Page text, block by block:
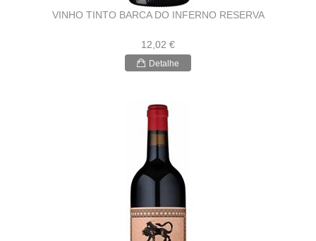
VINHO TINTO BARCA DO INFERNO RESERVA
12,02 €
Detalhe